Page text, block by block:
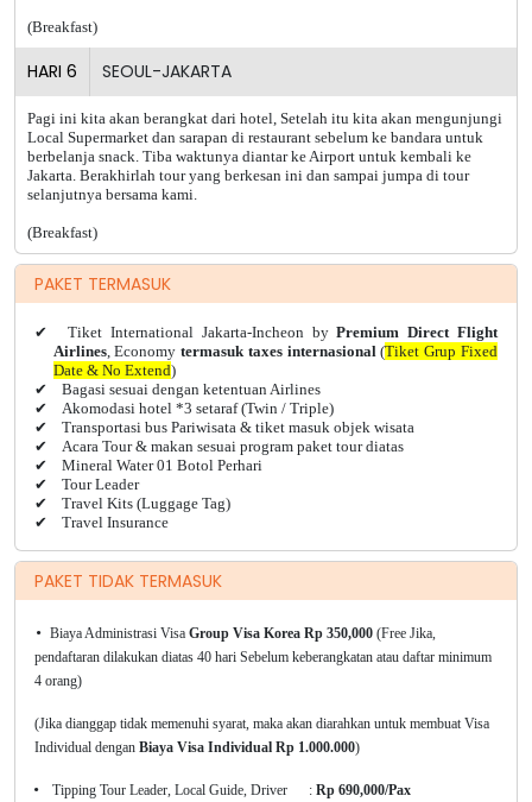
(Breakfast)
HARI 6 SEOUL-JAKARTA
Pagi ini kita akan berangkat dari hotel, Setelah itu kita akan mengunjungi
Local Supermarket dan sarapan di restaurant sebelum ke bandara untuk
berbelanja snack. Tiba waktunya diantar ke Airport untuk kembali ke
Jakarta. Berakhirlah tour yang berkesan ini dan sampai jumpa di tour
selanjutnya bersama kami.
(Breakfast)
PAKET TERMASUK
✔ Tiket International Jakarta-Incheon byPremium Direct Flight
Airlines, Economytermasuk taxes internasional(Tiket Grup Fixed
Date & No Extend)
✔ Bagasi sesuai dengan ketentuan Airlines
✔ Akomodasi hotel *3 setaraf (Twin / Triple)
✔ Transportasi bus Pariwisata & tiket masuk objek wisata
✔ Acara Tour & makan sesuai program paket tour diatas
✔ Mineral Water 01 Botol Perhari
✔ Tour Leader
✔ Travel Kits (Luggage Tag)
✔ Travel Insurance
PAKET TIDAK TERMASUK
• Biaya Administrasi Visa Group Visa Korea Rp 350,000 (Free Jika,
pendaftaran dilakukan diatas 40 hari Sebelum keberangkatan atau daftar minimum
4 orang)
(Jika dianggap tidak memenuhi syarat, maka akan diarahkan untuk membuat Visa
Individual dengan Biaya Visa Individual Rp 1.000.000)
• Tipping Tour Leader, Local Guide, Driver : Rp 690,000/Pax